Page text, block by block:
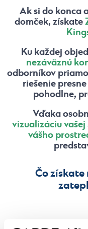
Ak si do konca
domček, získate
Ku každej
nezáväznú
odborníkov
riešenie
pohodlne,
Vďaka
vizualizáciu
vášho
Čo získate